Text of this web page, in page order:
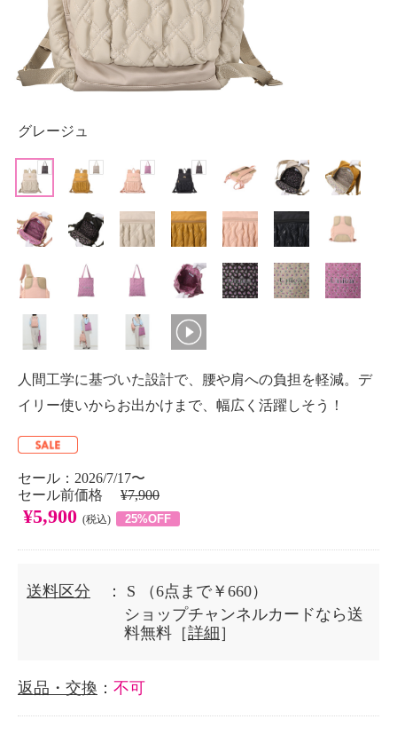
グレージュ
人間工学に基づいた設計で、腰や肩への負担を軽減。デ
イリー使いからお出かけまで、幅広く活躍しそう！
セール：2026/7/17〜
セール前価格 ¥7,900
¥5,900 (税込) 25%OFF
送料区分 ： S
（6点まで￥660）
ショップチャンネルカードなら送
料無料［詳細 ］
返品・交換 ： 不可